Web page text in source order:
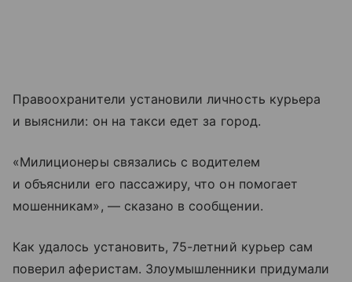
Правоохранители установили личность курьера
и выяснили: он на такси едет за город.
«Милиционеры связались с водителем
и объяснили его пассажиру, что он помогает
мошенникам», — сказано в сообщении.
Как удалось установить, 75-летний курьер сам
поверил аферистам. Злоумышленники придумали